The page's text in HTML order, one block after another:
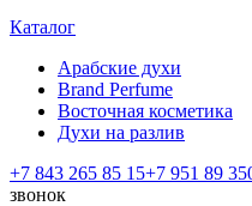
Каталог
Арабские духи
Brand Perfume
Восточная косметика
Духи на разлив
+7 843 265 85 15+7 951 89
звонок